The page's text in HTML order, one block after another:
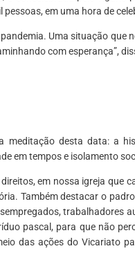
em uma hora de
Uma situação que
com esperança”,
meditação desta data: a
em tempos e isolamento
em nossa igreja que
Também destacar o
trabalhadores
pascal, para que não
das ações do Vicariato